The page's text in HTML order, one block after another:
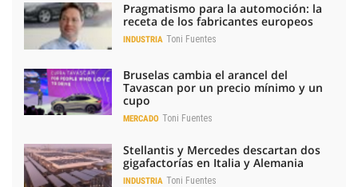
Pragmatismo para la automoción: la
receta de los fabricantes europeos
INDUSTRIA Toni Fuentes
Bruselas cambia el arancel del
Tavascan por un precio mínimo y un
cupo
MERCADO Toni Fuentes
Stellantis y Mercedes descartan dos
gigafactorías en Italia y Alemania
INDUSTRIA Toni Fuentes